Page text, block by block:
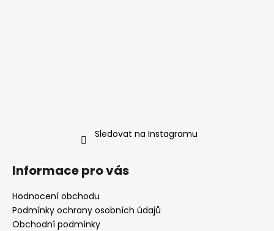
Sledovat na Instagramu
Informace pro vás
Hodnocení obchodu
Podmínky ochrany osobních údajů
Obchodní podmínky